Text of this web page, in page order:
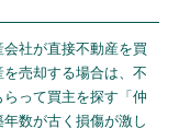
社が直接不動産を買
売却する場合は、不
って買主を探す「仲
数が古く損傷が激し